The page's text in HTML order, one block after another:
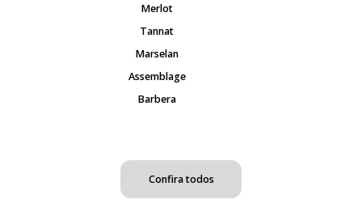
Merlot
Tannat
Marselan
Assemblage
Barbera
Confira todos